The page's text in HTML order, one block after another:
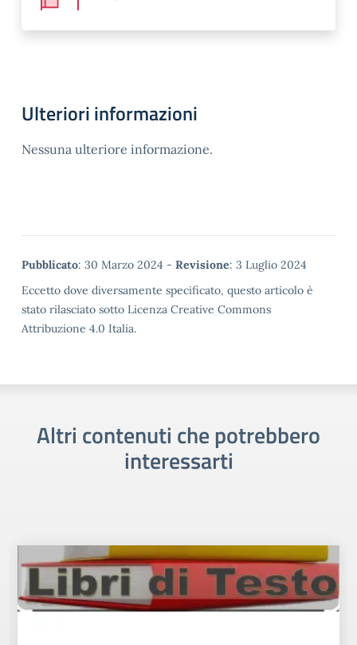
Ulteriori informazioni
Nessuna ulteriore informazione.
Metadata
Pubblicato: 30 Marzo 2024 - Revisione: 3 Luglio 2024
Eccetto dove diversamente specificato, questo articolo è
stato rilasciato sotto Licenza Creative Commons
Attribuzione 4.0 Italia.
Altri contenuti che potrebbero
interessarti